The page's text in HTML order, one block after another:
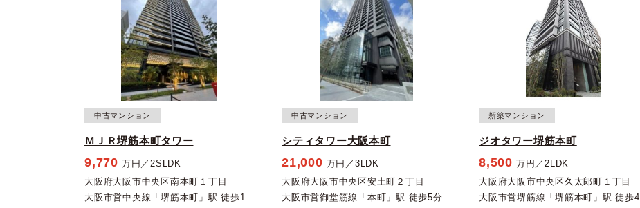
中古マンション
ＭＪＲ堺筋本町タワー
9,770 万円／2SLDK
大阪府大阪市中央区南本町１丁目
大阪市営中央線「堺筋本町」駅 徒歩1
中古マンション
シティタワー大阪本町
21,000 万円／3LDK
大阪府大阪市中央区安土町２丁目
大阪市営御堂筋線「本町」駅 徒歩5分
新築マンション
ジオタワー堺筋本町
8,500 万円／2LDK
大阪府大阪市中央区久太郎町１丁目
大阪市営堺筋線「堺筋本町」駅 徒歩4